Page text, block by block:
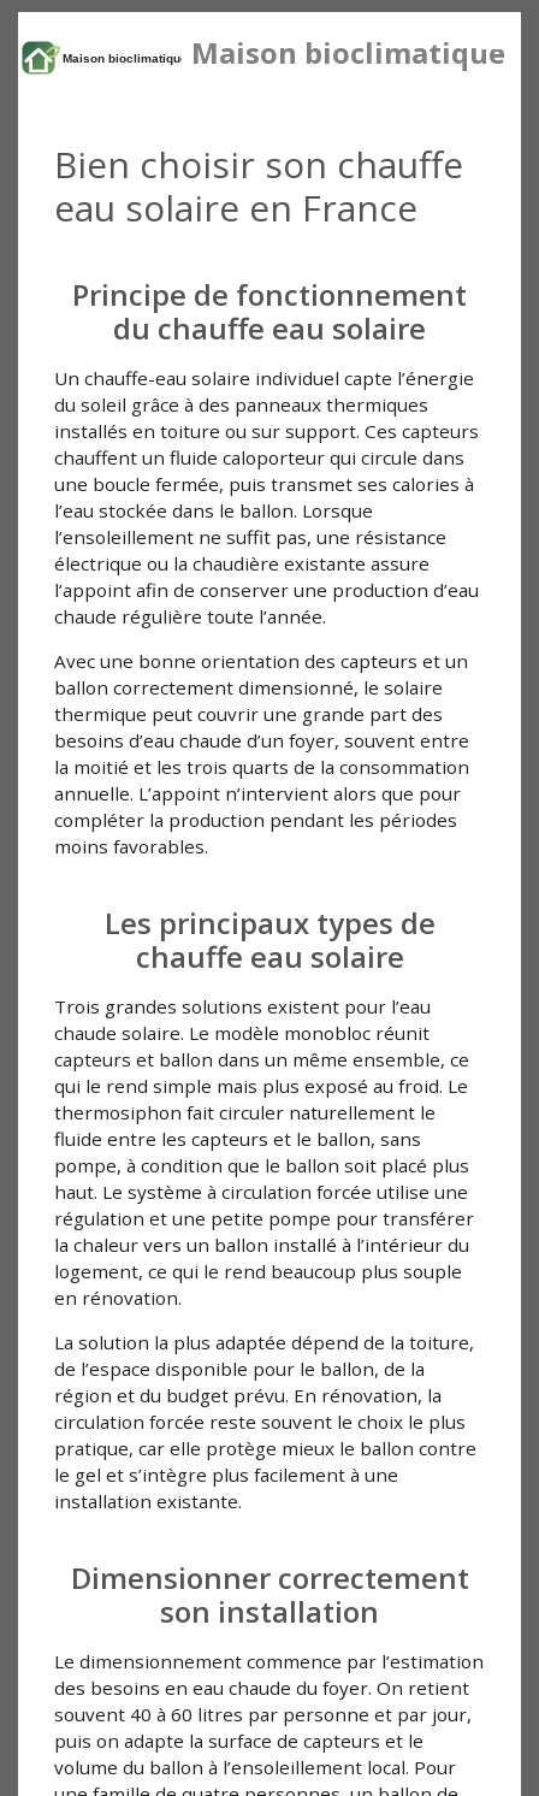
Maison bioclimatique
Bien choisir son chauffe
eau solaire en France
Principe de fonctionnement
du chauffe eau solaire
Un chauffe-eau solaire individuel capte l’énergie
du soleil grâce à des panneaux thermiques
installés en toiture ou sur support. Ces capteurs
chauffent un fluide caloporteur qui circule dans
une boucle fermée, puis transmet ses calories à
l’eau stockée dans le ballon. Lorsque
l’ensoleillement ne suffit pas, une résistance
électrique ou la chaudière existante assure
l’appoint afin de conserver une production d’eau
chaude régulière toute l’année.
Avec une bonne orientation des capteurs et un
ballon correctement dimensionné, le solaire
thermique peut couvrir une grande part des
besoins d’eau chaude d’un foyer, souvent entre
la moitié et les trois quarts de la consommation
annuelle. L’appoint n’intervient alors que pour
compléter la production pendant les périodes
moins favorables.
Les principaux types de
chauffe eau solaire
Trois grandes solutions existent pour l’eau
chaude solaire. Le modèle monobloc réunit
capteurs et ballon dans un même ensemble, ce
qui le rend simple mais plus exposé au froid. Le
thermosiphon fait circuler naturellement le
fluide entre les capteurs et le ballon, sans
pompe, à condition que le ballon soit placé plus
haut. Le système à circulation forcée utilise une
régulation et une petite pompe pour transférer
la chaleur vers un ballon installé à l’intérieur du
logement, ce qui le rend beaucoup plus souple
en rénovation.
La solution la plus adaptée dépend de la toiture,
de l’espace disponible pour le ballon, de la
région et du budget prévu. En rénovation, la
circulation forcée reste souvent le choix le plus
pratique, car elle protège mieux le ballon contre
le gel et s’intègre plus facilement à une
installation existante.
Dimensionner correctement
son installation
Le dimensionnement commence par l’estimation
des besoins en eau chaude du foyer. On retient
souvent 40 à 60 litres par personne et par jour,
puis on adapte la surface de capteurs et le
volume du ballon à l’ensoleillement local. Pour